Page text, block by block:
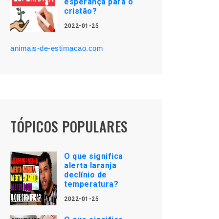
cristão?
2022-01-25
animais-de-estimacao.com
TÓPICOS POPULARES
O que significa
alerta laranja
declínio de
temperatura?
2022-01-25